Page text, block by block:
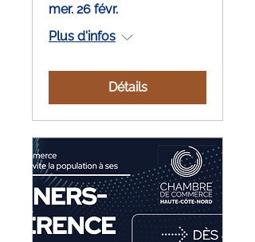
mer. 26 févr.
Plus d'infos
Détails